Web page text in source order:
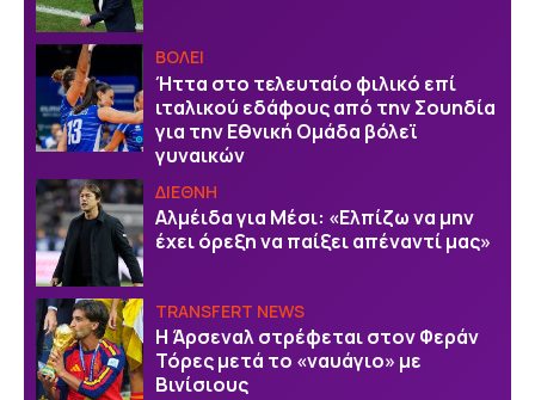
ΒOΛΕΙ
Ήττα στο τελευταίο φιλικό επί
ιταλικού εδάφους από την Σουηδία
για την Εθνική Ομάδα βόλεϊ
γυναικών
ΔΙΕΘΝΗ
Αλμέιδα για Μέσι: «Ελπίζω να μην
έχει όρεξη να παίξει απέναντί μας»
TRANSFERT NEWS
Η Άρσεναλ στρέφεται στον Φεράν
Τόρες μετά το «ναυάγιο» με
Βινίσιους